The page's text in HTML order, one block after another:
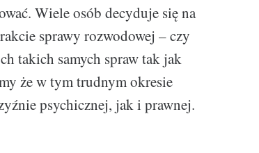
Wiele osób decyduje się na
sprawy rozwodowej – czy
takich samych spraw tak jak
że w tym trudnym okresie
psychicznej, jak i prawnej.